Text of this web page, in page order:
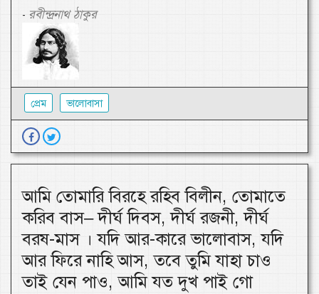
- রবীন্দ্রনাথ ঠাকুর
প্রেম ভালোবাসা
আমি তোমারি বিরহে রহিব বিলীন, তোমাতে
করিব বাস– দীর্ঘ দিবস, দীর্ঘ রজনী, দীর্ঘ
বরষ-মাস । যদি আর-কারে ভালোবাস, যদি
আর ফিরে নাহি আস, তবে তুমি যাহা চাও
তাই যেন পাও, আমি যত দুখ পাই গো